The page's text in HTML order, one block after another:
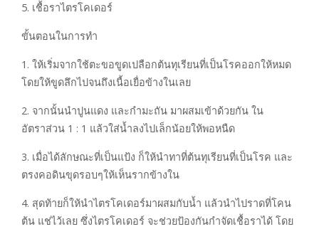
5. เชื้อราไตรโคเดอร์
ขั้นตอนในการทำ
1. ให้เริ่มจากใช้ตะขอขูดเปลือกต้นทุเรียนที่เป็นโรคออกให้หมด
โดยให้ขูดลึกไปจนถึงเนื้อเยื่อข้างในเลย
2. จากนั้นนำปูนแดง และกำมะถัน มาผสมเข้าด้วยกัน ใน
อัตราส่วน 1 : 1 แล้วใส่น้ำลงไปเล็กน้อยให้พอหนืด
3. เมื่อได้ลักษณะที่เป็นแป้ง ก็ให้นำทาที่ต้นทุเรียนที่เป็นโรค และ
ตรงคอดินขุดรอบๆให้เห็นรากข้างใน
4. สุดท้ายก็ให้นำไตรโคเดอร์มาผสมกับน้ำ แล้วนำไปราดที่โคน
ต้น แช่ไว้เลย ซึ่งไตรโคเดอร์ จะช่วยป้องกันกำจัดเชื้อราได้ โดย